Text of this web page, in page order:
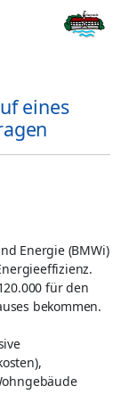
eines
Energie (BMWi)
für den
bekommen.